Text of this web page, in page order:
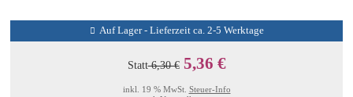
Auf Lager - Lieferzeit ca. 2-5 Werktage
Statt6,30 € 5,36 €
inkl. 19 % MwSt. Steuer-Info